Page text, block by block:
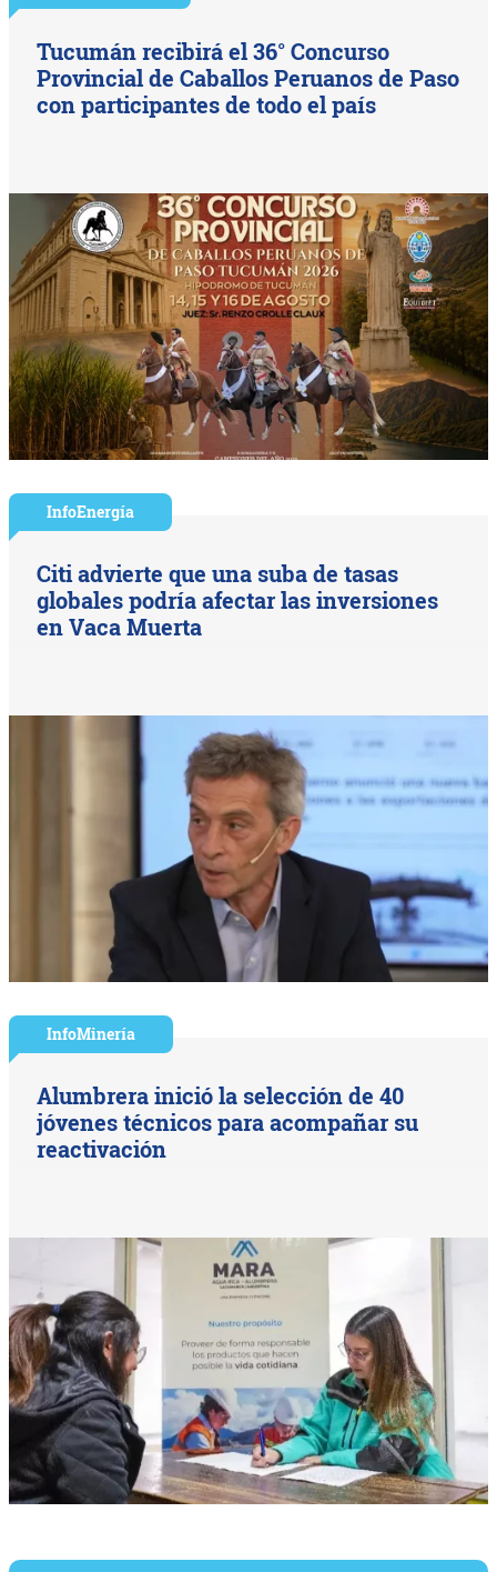
Tucumán recibirá el 36° Concurso
Provincial de Caballos Peruanos de Paso
con participantes de todo el país
InfoEnergía
Citi advierte que una suba de tasas
globales podría afectar las inversiones
en Vaca Muerta
InfoMinería
Alumbrera inició la selección de 40
jóvenes técnicos para acompañar su
reactivación